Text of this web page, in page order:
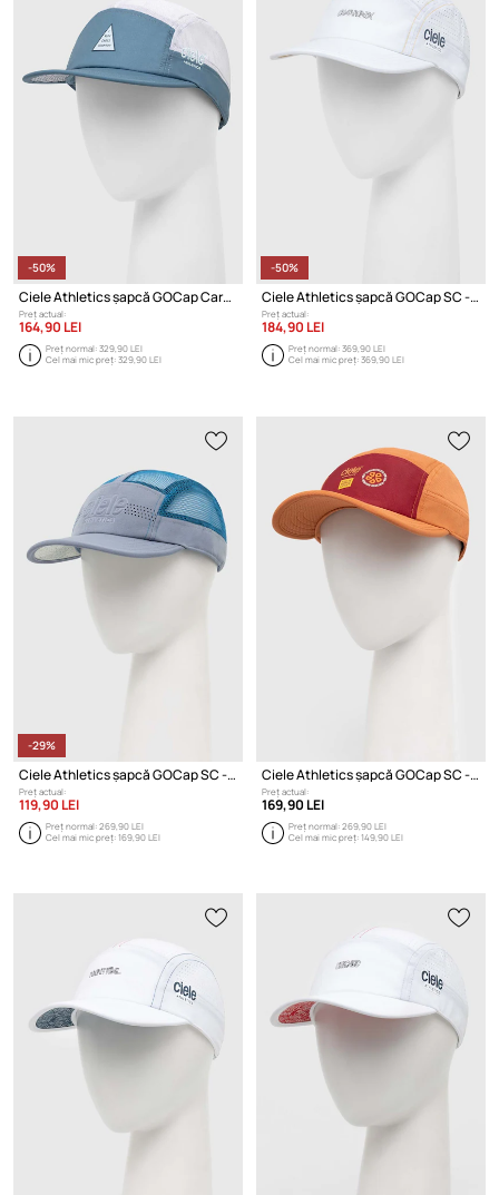
-50%
Ciele Athletics șapcă GOCap Carbon - RCC
Preț actual:
164,90 LEI
Preț normal:329,90 LEI
Cel mai mic preț:329,90 LEI
-50%
Ciele Athletics șapcă GOCap SC - WWM
Preț actual:
184,90 LEI
Preț normal:369,90 LEI
Cel mai mic preț:369,90 LEI
-29%
Ciele Athletics șapcă GOCap SC - Vented Athletics
Preț actual:
119,90 LEI
Preț normal:269,90 LEI
Cel mai mic preț:169,90 LEI
Ciele Athletics șapcă GOCap SC - Multi Star
Preț actual:
169,90 LEI
Preț normal:269,90 LEI
Cel mai mic preț:149,90 LEI